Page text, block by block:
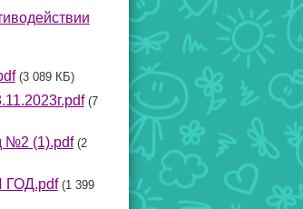
(3 089 КБ)
(7
№2 (1).pdf (2
(1 399